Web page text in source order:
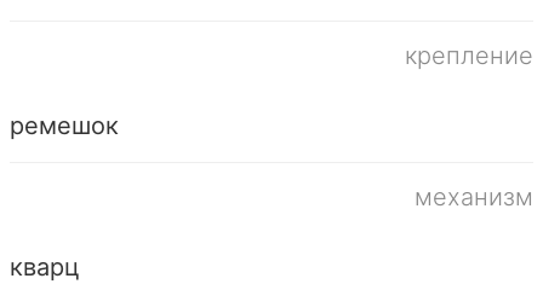
крепление
ремешок
механизм
кварц